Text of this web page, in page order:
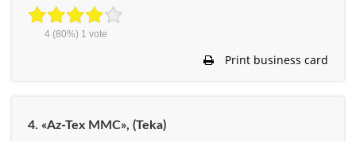
4(80%) 1 vote
Print business card
4. «Az-Tex MMC», (Teka)